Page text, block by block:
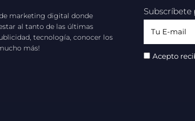
marketing digital donde
al tanto de las últimas
tecnología, conocer los
más!
Subscríbete
Acepto